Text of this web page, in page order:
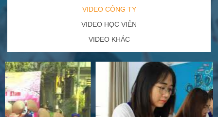
VIDEO CÔNG TY
VIDEO HỌC VIÊN
VIDEO KHÁC